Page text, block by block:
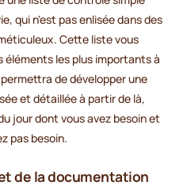
qui n'est pas enlisée dans des
Cette liste vous
éléments les plus importants à
de développer une
et détaillée à partir de là,
jour dont vous avez besoin et
pas besoin.
de la documentation